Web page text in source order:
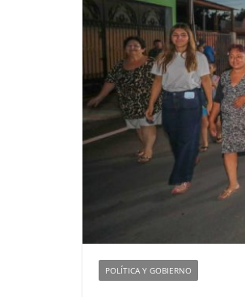
POLÍTICA Y GOBIERNO